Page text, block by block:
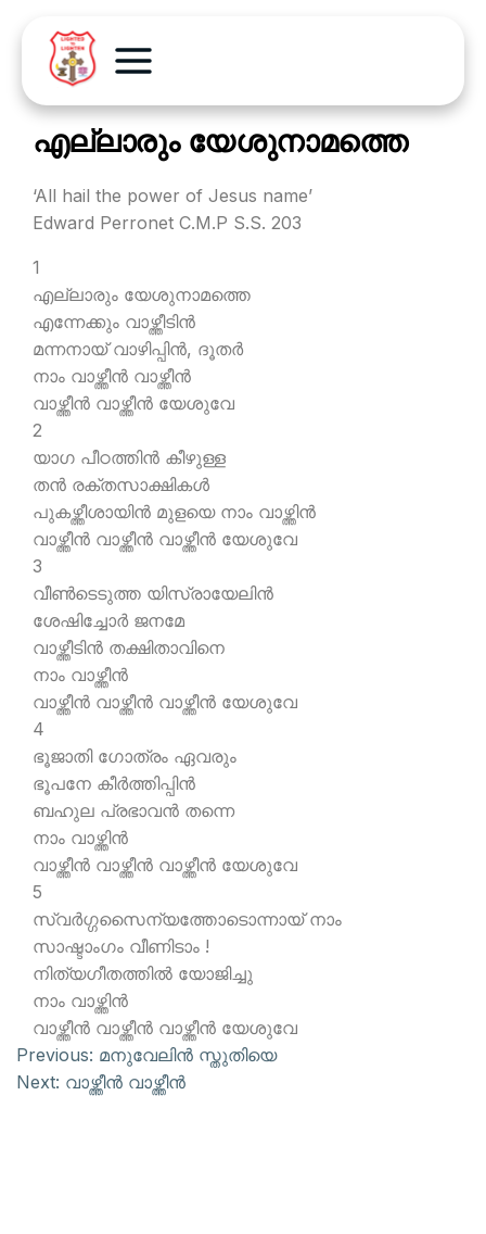
എല്ലാരും യേശുനാമത്തെ
‘All hail the power of Jesus name’
Edward Perronet C.M.P S.S. 203
1
എല്ലാരും യേശുനാമത്തെ
എന്നേക്കും വാഴ്ത്തീടിന്‍
മന്നനായ് വാഴിപ്പിന്‍, ദൂതര്‍
നാം വാഴ്ത്തീന്‍ വാഴ്ത്തീന്‍
വാഴ്ത്തീന്‍ വാഴ്ത്തീന്‍ യേശുവേ
2
യാഗ പീഠത്തിന്‍ കീഴുള്ള
തന്‍ രക്തസാക്ഷികള്‍
പുകഴ്ത്തീശായിന്‍ മുളയെ നാം വാഴ്ത്തിന്‍
വാഴ്ത്തീന്‍ വാഴ്ത്തീന്‍ വാഴ്ത്തീന്‍ യേശുവേ
3
വീണ്‍ടെടുത്ത യിസ്രായേലിന്‍
ശേഷിച്ചോര്‍ ജനമേ
വാഴ്ത്തീടിന്‍ തക്ഷിതാവിനെ
നാം വാഴ്ത്തീന്‍
വാഴ്ത്തീന്‍ വാഴ്ത്തീന്‍ വാഴ്ത്തീന്‍ യേശുവേ
4
ഭൂജാതി ഗോത്രം ഏവരും
ഭൂപനേ കീര്‍ത്തിപ്പിന്‍
ബഹുല പ്രഭാവന്‍ തന്നെ
നാം വാഴ്ത്തിന്‍
വാഴ്ത്തീന്‍ വാഴ്ത്തീന്‍ വാഴ്ത്തീന്‍ യേശുവേ
5
സ്വര്‍ഗ്ഗസൈന്യത്തോടൊന്നായ് നാം
സാഷ്ടാംഗം വീണിടാം !
നിത്യഗീതത്തില്‍ യോജിച്ചു
നാം വാഴ്ത്തിന്‍
വാഴ്ത്തീന്‍ വാഴ്ത്തീന്‍ വാഴ്ത്തീന്‍ യേശുവേ
Previous: മനുവേലിന്‍ സ്തുതിയെ
Next: വാഴ്ത്തീന്‍ വാഴ്ത്തീന്‍